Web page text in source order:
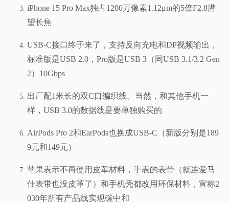
iPhone 15 Pro Max独占1200万像素1.12μm的5倍F2.8潜
望长焦
USB-C接口终于来了，支持反向充电和DP视频输出，
标准版是USB 2.0，Pro版是USB 3（同USB 3.1/3.2 Gen
2）10Gbps
出厂配1米长的双C口编织线。当然，和其他手机一
样，USB 3.0的数据线是要单独购买的
AirPods Pro 2和EarPods也换成USB-C（新版分别是189
9元和149元）
苹果表示不再使用皮革材料，手表的表带（就连爱马
仕表带也没皮革了）和手机壳都改用环保材料，宣称2
030年所有产品线实现碳中和